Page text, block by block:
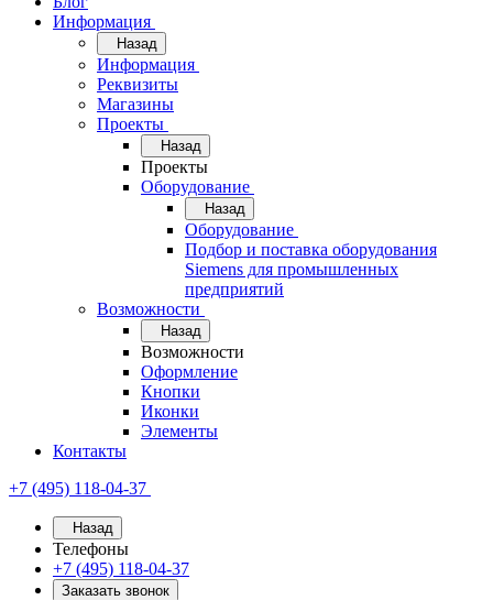
Информация
Назад
Информация
Реквизиты
Магазины
Проекты
Назад
Проекты
Оборудование
Назад
Оборудование
Подбор и поставка оборудования
Siemens для промышленных
предприятий
Возможности
Назад
Возможности
Оформление
Кнопки
Иконки
Элементы
Контакты
+7 (495) 118-04-37
Назад
Телефоны
+7 (495) 118-04-37
Заказать звонок